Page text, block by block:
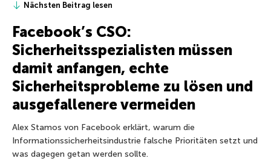
Nächsten Beitrag lesen
Facebook’s CSO:
Sicherheitsspezialisten müssen
damit anfangen, echte
Sicherheitsprobleme zu lösen und
ausgefallenere vermeiden
Alex Stamos von Facebook erklärt, warum die
Informationssicherheitsindustrie falsche Prioritäten setzt und
was dagegen getan werden sollte.